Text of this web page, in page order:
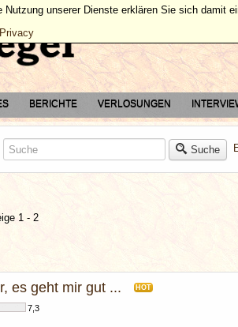
BERICHTE VERLOSUNGEN
Suche
1 - 2
es geht mir gut ... HOT
7,3
unserer Dienste erklären Sie sich damit